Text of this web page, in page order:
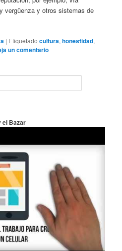
vergüenza y otros sistemas de
| Etiquetado cultura,honestidad,
un comentario
el Bazar